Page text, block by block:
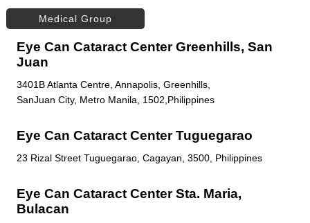
Medical Group
Eye Can Cataract Center Greenhills, San
Juan
3401B Atlanta Centre, Annapolis, Greenhills,
SanJuan City, Metro Manila, 1502,Philippines
Eye Can Cataract Center Tuguegarao
23 Rizal Street Tuguegarao, Cagayan, 3500, Philippines
Eye Can Cataract Center Sta. Maria,
Bulacan